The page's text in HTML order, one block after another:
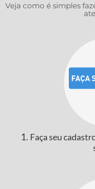
Veja como é simples
1. Faça seu